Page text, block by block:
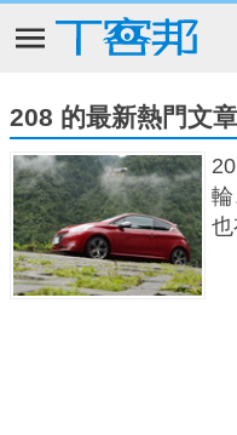
208 的最新熱門文章
也